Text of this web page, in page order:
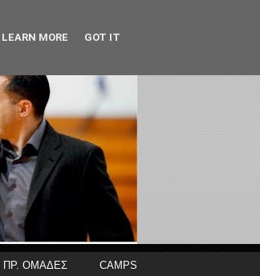
ΠΡ. ΟΜΑΔΕΣ CAMPS
LEARN MORE GOT IT